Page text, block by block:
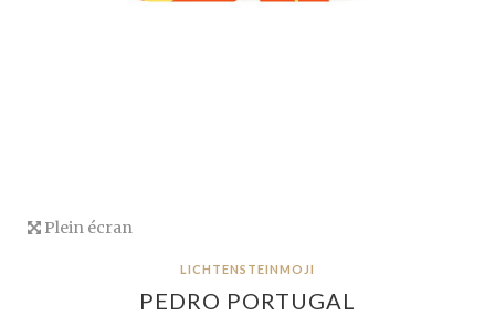
Plein écran
LICHTENSTEINMOJI
PEDRO PORTUGAL